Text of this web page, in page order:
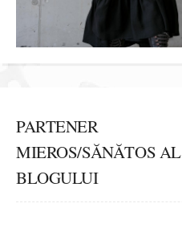
PARTENER
MIEROS/SĂNĂTOS AL
BLOGULUI